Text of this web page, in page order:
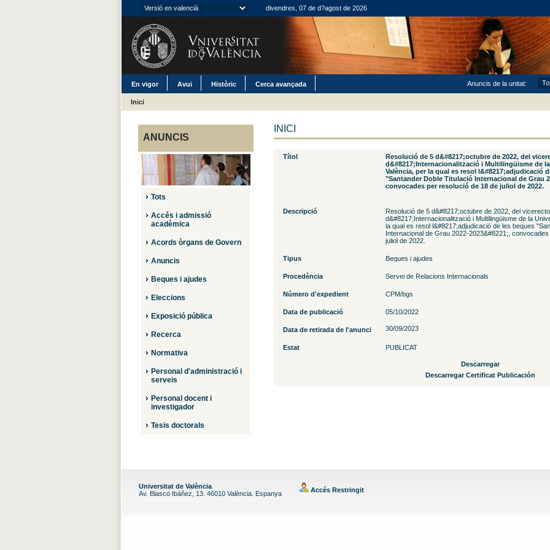
divendres, 07 de d?agost de 2026
En vigor Avui Històric Cerca avançada Anuncis de la unitat:
Inici
ANUNCIS
Tots
Accés i admissió
acadèmica
Acords òrgans de Govern
Anuncis
Beques i ajudes
Eleccions
Exposició pública
Recerca
Normativa
Personal d'administració i
serveis
Personal docent i
investigador
Tesis doctorals
INICI
Títol
Resolució de 5 d&#8217;octubre de 2022, del
d&#8217;Internacionalització i Multilingüisme de
València, per la qual es resol l&#8217;adjudicació
"Santander Doble Titulació Internacional de Grau
convocades per resolució de 18 de juliol de 2022.
Descripció
Resolució de 5 d&#8217;octubre de 2022, del
d&#8217;Internacionalització i Multilingüisme de la
la qual es resol l&#8217;adjudicació de les beques
Internacional de Grau 2022-2023&#8221;,
juliol de 2022.
Tipus Beques i ajudes
Procedència Servei de Relacions Internacionals
Número d'expedient CPM/bgs
Data de publicació 05/10/2022
Data de retirada de l'anunci 30/09/2023
Estat PUBLICAT
Descarregar
Descarregar Certificat Publicación
Universitat de València
Av. Blasco Ibáñez, 13. 46010 València. Espanya
Accés Restringit